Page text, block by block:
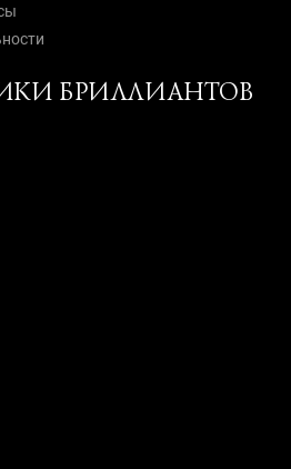
БРИЛЛИАНТОВ